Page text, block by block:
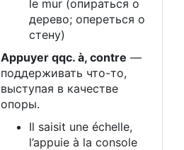
le mur (опираться о
дерево; опереться о
стену)
Appuyer qqc. à, contre —
поддерживать что-то,
выступая в качестве
опоры.
Il saisit une échelle,
l’appuie à la console